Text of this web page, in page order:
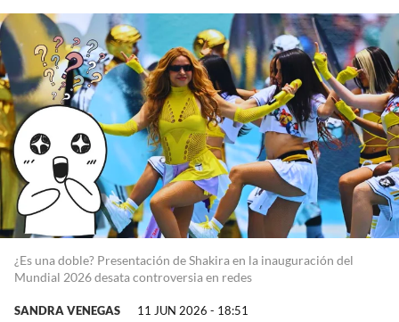
¿Es una doble? Presentación de Shakira en la inauguración del
Mundial 2026 desata controversia en redes
SANDRA VENEGAS 11 JUN 2026 - 18:51